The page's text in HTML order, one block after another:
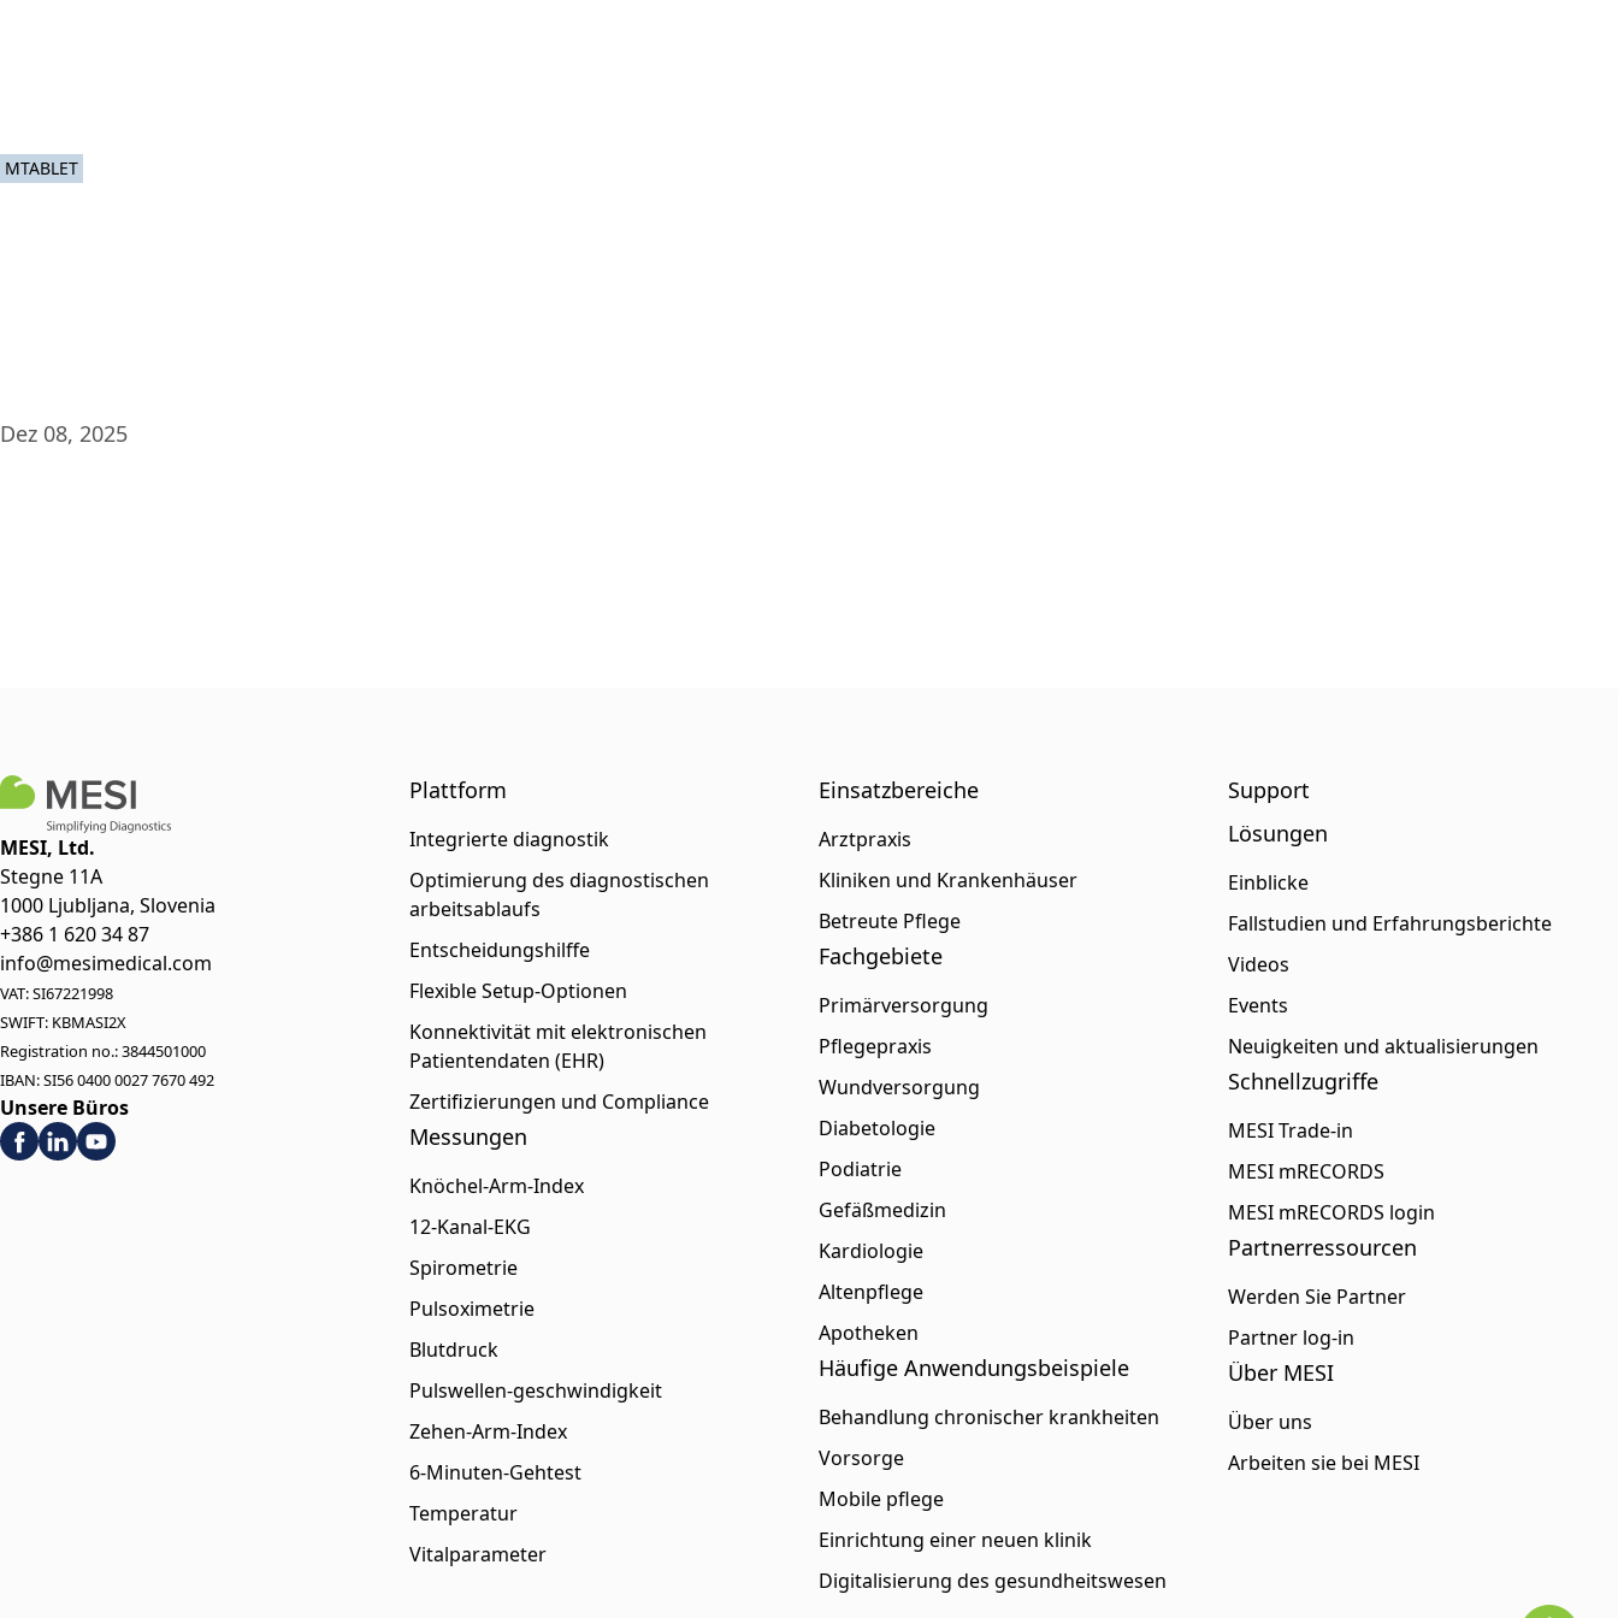
MTABLET
Dez 08, 2025
MESI, Ltd.
Stegne 11A
1000 Ljubljana, Slovenia
+386 1 620 34 87
info@mesimedical.com
VAT: SI67221998
SWIFT: KBMASI2X
Registration no.: 3844501000
IBAN: SI56 0400 0027 7670 492
Unsere Büros
Plattform
Integrierte diagnostik
Optimierung des diagnostischen
arbeitsablaufs
Entscheidungshilffe
Flexible Setup-Optionen
Konnektivität mit elektronischen
Patientendaten (EHR)
Zertifizierungen und Compliance
Messungen
Knöchel-Arm-Index
12-Kanal-EKG
Spirometrie
Pulsoximetrie
Blutdruck
Pulswellen-geschwindigkeit
Zehen-Arm-Index
6-Minuten-Gehtest
Temperatur
Vitalparameter
Einsatzbereiche
Arztpraxis
Kliniken und Krankenhäuser
Betreute Pflege
Fachgebiete
Primärversorgung
Pflegepraxis
Wundversorgung
Diabetologie
Podiatrie
Gefäßmedizin
Kardiologie
Altenpflege
Apotheken
Häufige Anwendungsbeispiele
Behandlung chronischer krankheiten
Vorsorge
Mobile pflege
Einrichtung einer neuen klinik
Digitalisierung des gesundheitswesen
Support
Lösungen
Einblicke
Fallstudien und Erfahrungsberichte
Videos
Events
Neuigkeiten und aktualisierungen
Schnellzugriffe
MESI Trade-in
MESI mRECORDS
MESI mRECORDS login
Partnerressourcen
Werden Sie Partner
Partner log-in
Über MESI
Über uns
Arbeiten sie bei MESI